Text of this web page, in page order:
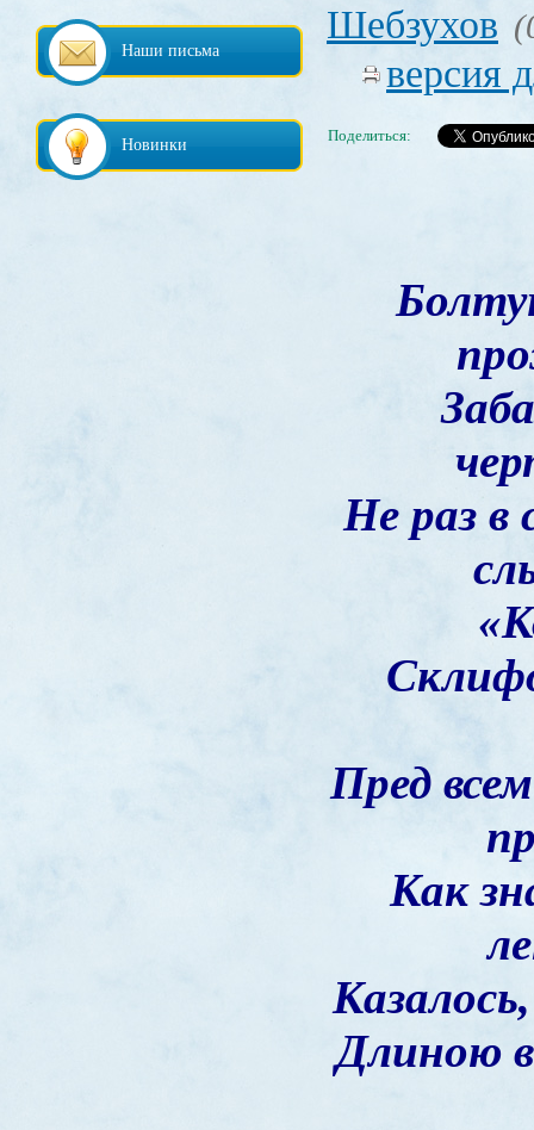
Наши письма
Новинки
Шебзухов
версия
Поделиться:
Не раз в
Пред
Как
Длиною